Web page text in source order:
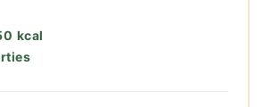
kcal